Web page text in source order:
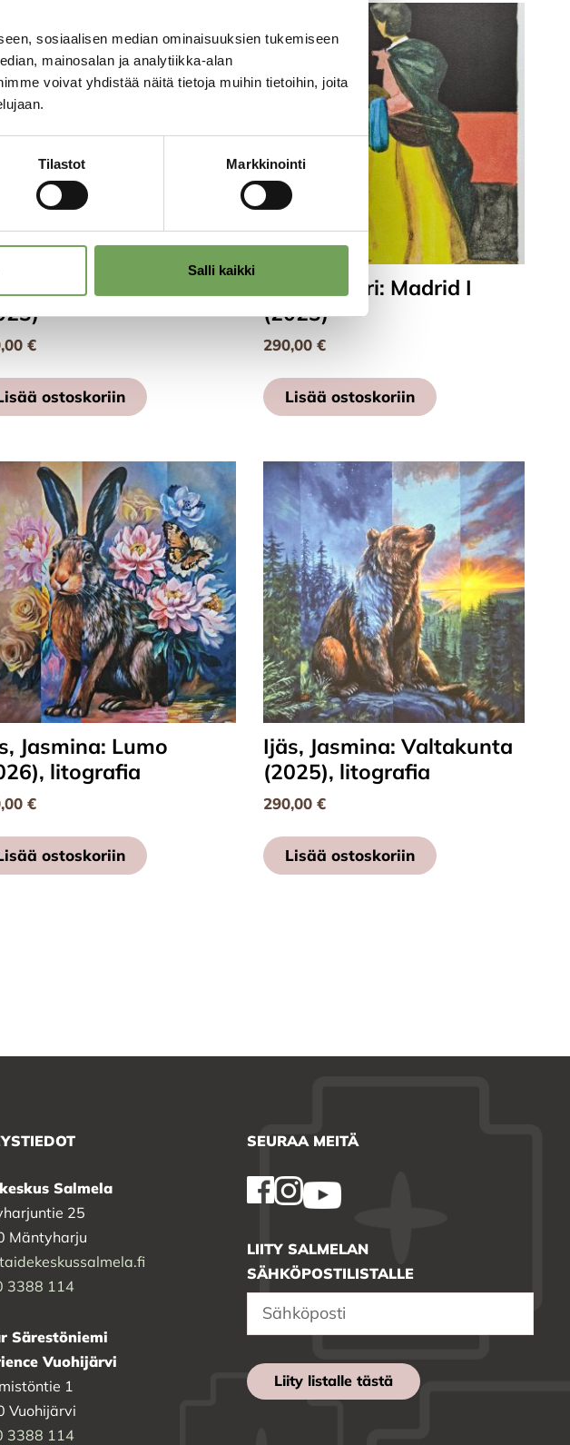
sosiaalisen median ominaisuuksien tukemiseen
mainosalan ja analytiikka-alan
voivat yhdistää näitä tietoja muihin tietoihin, joita
Tilastot Markkinointi
Salli kaikki
Lauri: Madrid II
€
ostoskoriin
Laine, Lauri: Madrid I
(2023)
290,00 €
Lisää ostoskoriin
Jasmina: Lumo
litografia
€
ostoskoriin
Ijäs, Jasmina: Valtakunta
(2025), litografia
290,00 €
Lisää ostoskoriin
Salmela
25
Mäntyharju
3388 114
Särestöniemi
Vuohijärvi
1
Vuohijärvi
3388 114
SEURAA MEITÄ
LIITY SALMELAN
SÄHKÖPOSTILISTALLE
Liity listalle tästä